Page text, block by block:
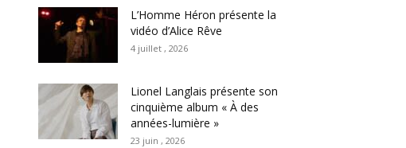
L’Homme Héron présente la
vidéo d’Alice Rêve
4 juillet , 2026
Lionel Langlais présente son
cinquième album « À des
années-lumière »
23 juin , 2026